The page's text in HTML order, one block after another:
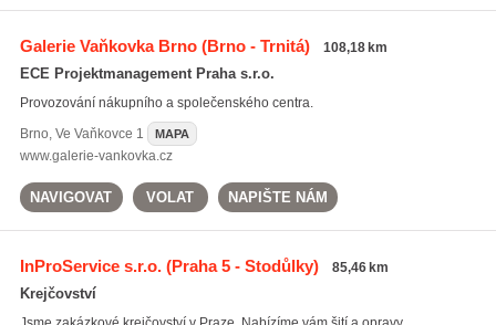
Galerie Vaňkovka Brno(Brno - Trnitá) 108,18 km
ECE Projektmanagement Praha s.r.o.
Provozování nákupního a společenského centra.
Brno, Ve Vaňkovce 1 MAPA
www.galerie-vankovka.cz
NAVIGOVAT VOLAT NAPIŠTE NÁM
InProService s.r.o.(Praha 5 - Stodůlky) 85,46 km
Krejčovství